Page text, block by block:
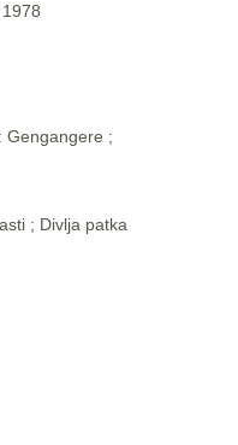
Gengangere ;
; Divlja patka